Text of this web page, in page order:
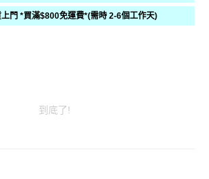
門 *買滿$800免運費*(需時 2-6個工作天)
到底了!